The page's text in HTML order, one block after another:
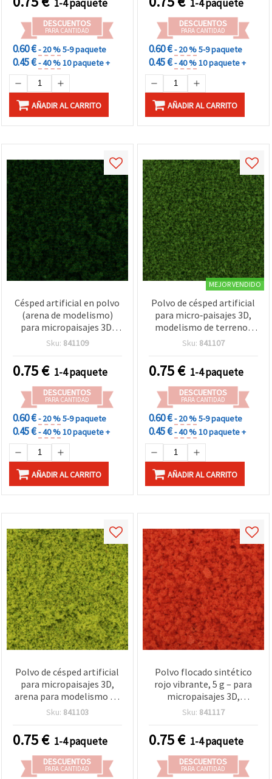
3D, dioramas, maquetas
de tren, árboles y flores,
inclusión en resina epoxi -
1-4 paquete
DESCUENTOS
PARA CANTIDAD
0.60 €- 20 %5-9 paquete
0.45 €- 40 %10 paquete +
AÑADIR AL CARRITO
1-4 paquete
DESCUENTOS
PARA CANTIDAD
0.60 €- 20 %5-9 paquete
0.45 €- 40 %10 paquete +
AÑADIR AL CARRITO
Césped artificial en polvo
(arena de modelismo)
para micropaisajes 3D,
maquetas y dioramas,
verde oscuro, 5 g
Sku: 841109
0.75€ 1-4 paquete
DESCUENTOS
PARA CANTIDAD
0.60 €- 20 %5-9 paquete
0.45 €- 40 %10 paquete +
AÑADIR AL CARRITO
MEJOR VENDIDO
Polvo de césped artificial
para micro‑paisajes 3D,
modelismo de terrenos
con arena, maquetas y
en resina epoxi, verde, 5 g
Sku: 841107
0.75€ 1-4 paquete
DESCUENTOS
PARA CANTIDAD
0.60 €- 20 %5-9 paquete
0.45 €- 40 %10 paquete +
AÑADIR AL CARRITO
Polvo de césped artificial
para micropaisajes 3D,
arena para modelismo de
terrenos para inclusión en
brillante - 5 g
Sku: 841103
0.75€ 1-4 paquete
DESCUENTOS
PARA CANTIDAD
Polvo flocado sintético
rojo vibrante, 5 g – para
micropaisajes 3D,
terrenos de maqueta,
inclusiones en resina
epoxi
Sku: 841117
0.75€ 1-4 paquete
DESCUENTOS
PARA CANTIDAD